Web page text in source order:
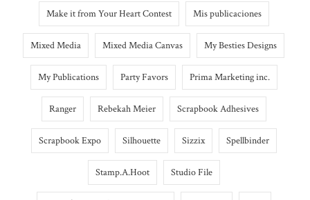
Make it from Your Heart Contest Mis publicaciones
Mixed Media Mixed Media Canvas My Besties Designs
My Publications Party Favors Prima Marketing inc.
Ranger Rebekah Meier Scrapbook Adhesives
Scrapbook Expo Silhouette Sizzix Spellbinder
Stamp.A.Hoot Studio File